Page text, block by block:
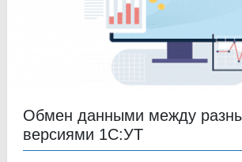
Обмен данными между
версиями 1С:УТ